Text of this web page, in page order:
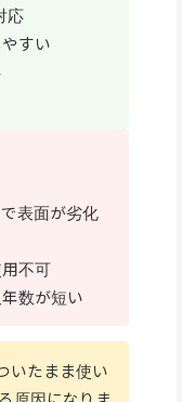
応
すい
表面が劣化
不可
数が短い
いたまま使い